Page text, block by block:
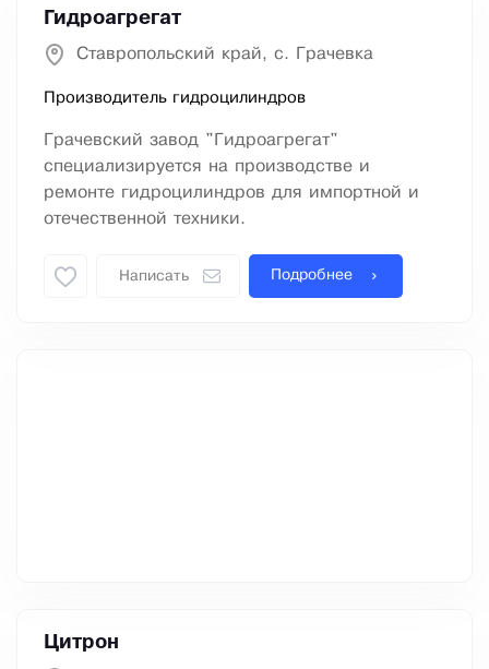
Гидроагрегат
Ставропольский край, с. Грачевка
Производитель гидроцилиндров
Грачевский завод "Гидроагрегат"
специализируется на производстве и
ремонте гидроцилиндров для импортной и
отечественной техники.
Написать Подробнее
Цитрон